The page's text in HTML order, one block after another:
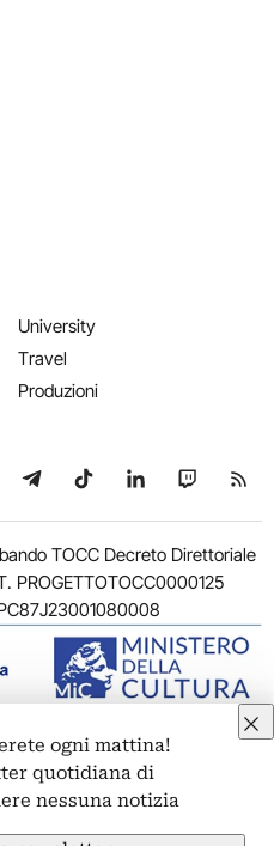
University
Travel
Produzioni
YouTube
su WhatsApp
Seguici su Telegram
Seguici su TikTok
Seguici su
Seguici
TOCC Decreto Direttoriale
PROGETTOTOCC0000125
Vittorio Emanuele II, 287 –
dei dati personali
II, 287 – 00186 Roma
ogni mattina!
quotidiana di
nessuna notizia